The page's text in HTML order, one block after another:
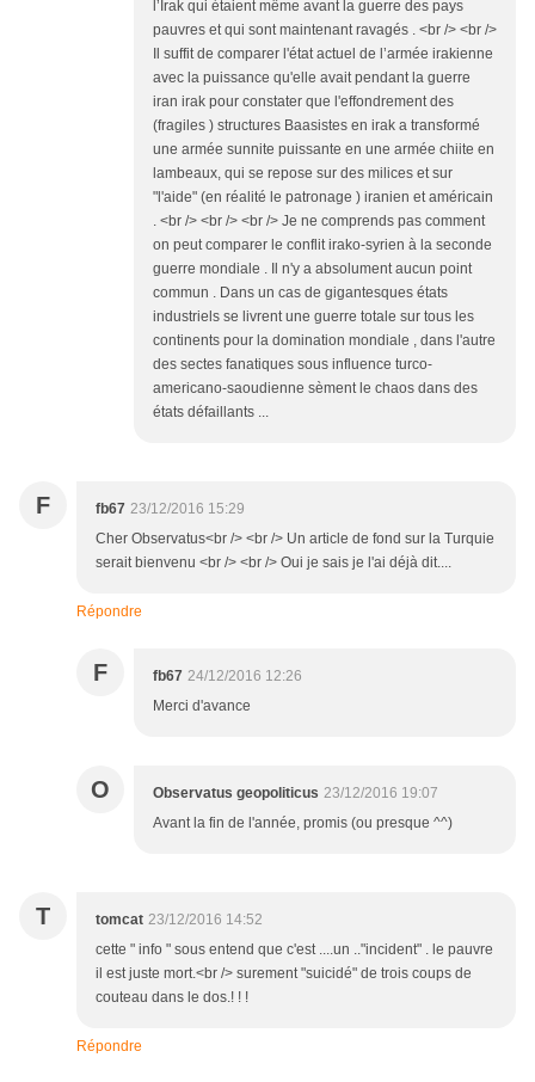
l’Irak qui étaient même avant la guerre des pays
pauvres et qui sont maintenant ravagés . <br /> <br />
Il suffit de comparer l'état actuel de l’armée irakienne
avec la puissance qu'elle avait pendant la guerre
iran irak pour constater que l'effondrement des
(fragiles ) structures Baasistes en irak a transformé
une armée sunnite puissante en une armée chiite en
lambeaux, qui se repose sur des milices et sur
"l'aide" (en réalité le patronage ) iranien et américain
. <br /> <br /> <br /> Je ne comprends pas comment
on peut comparer le conflit irako-syrien à la seconde
guerre mondiale . Il n'y a absolument aucun point
commun . Dans un cas de gigantesques états
industriels se livrent une guerre totale sur tous les
continents pour la domination mondiale , dans l'autre
des sectes fanatiques sous influence turco-
americano-saoudienne sèment le chaos dans des
états défaillants ...
F fb67 23/12/2016 15:29
Cher Observatus<br /> <br /> Un article de fond sur la Turquie
serait bienvenu <br /> <br /> Oui je sais je l'ai déjà dit....
Répondre
F fb67 24/12/2016 12:26
Merci d'avance
O Observatus geopoliticus 23/12/2016 19:07
Avant la fin de l'année, promis (ou presque ^^)
T tomcat 23/12/2016 14:52
cette " info " sous entend que c'est ....un .."incident" . le pauvre
il est juste mort.<br /> surement "suicidé" de trois coups de
couteau dans le dos.! ! !
Répondre